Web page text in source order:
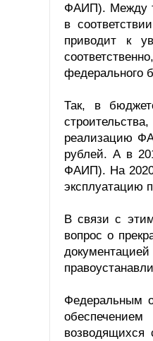
ФАИП). Между
в
приводит к
федерального
Так, в
реализацию
рублей. А в
ФАИП). На 2020
эксплуатацию
В связи с
вопрос о
Федеральным
возводящихся